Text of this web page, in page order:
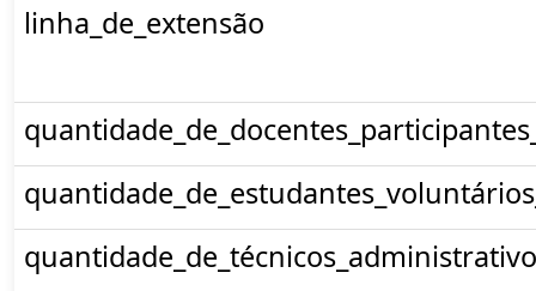
linha_de_extensão